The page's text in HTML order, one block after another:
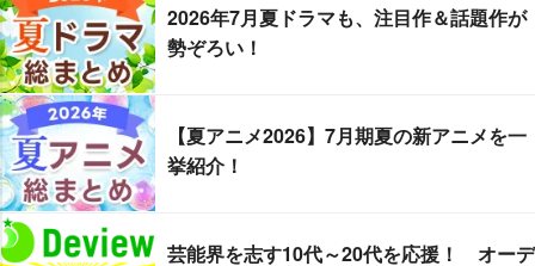
2026年7月夏ドラマも、注目作＆話題作が
勢ぞろい！
【夏アニメ2026】7月期夏の新アニメを一
挙紹介！
芸能界を志す10代～20代を応援！ オーデ